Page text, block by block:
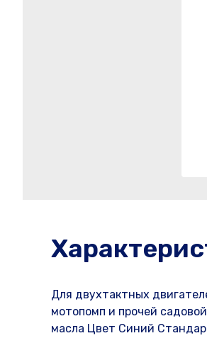
Для двухтактных
мотопомп и прочей
масла Цвет Синий